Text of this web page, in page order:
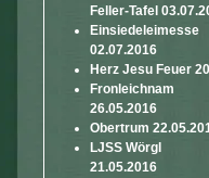
Feller-Tafel
Einsiedeleimesse
02.07.2016
Herz Jesu Feuer
Fronleichnam
26.05.2016
Obertrum
LJSS Wörgl
21.05.2016